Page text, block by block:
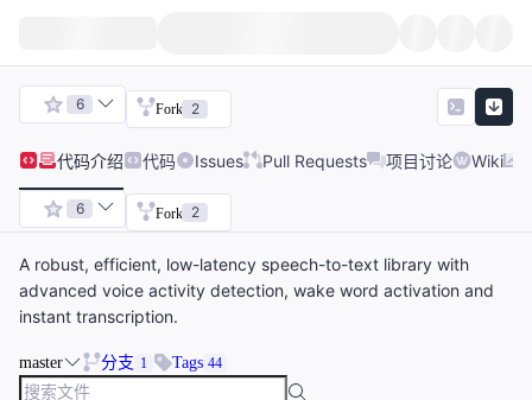
6 Fork 2
代码介绍 代码 Issues Pull Requests 项目讨论 Wiki
6 Fork 2
A robust, efficient, low-latency speech-to-text library with
advanced voice activity detection, wake word activation and
instant transcription.
master 分支 1 Tags 44